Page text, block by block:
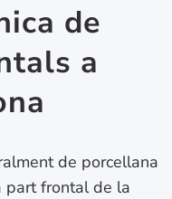
de
a
de porcellana
part frontal de la